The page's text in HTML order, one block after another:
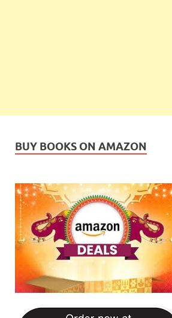
BUY BOOKS ON AMAZON